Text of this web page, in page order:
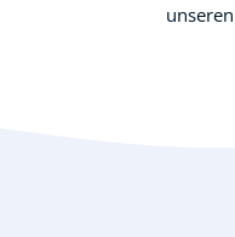
unseren